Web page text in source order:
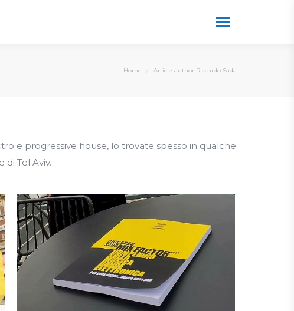
You are here:
Home Article author Riccardo Sada
e progressive house, lo trovate spesso in qualche
Tel Aviv.